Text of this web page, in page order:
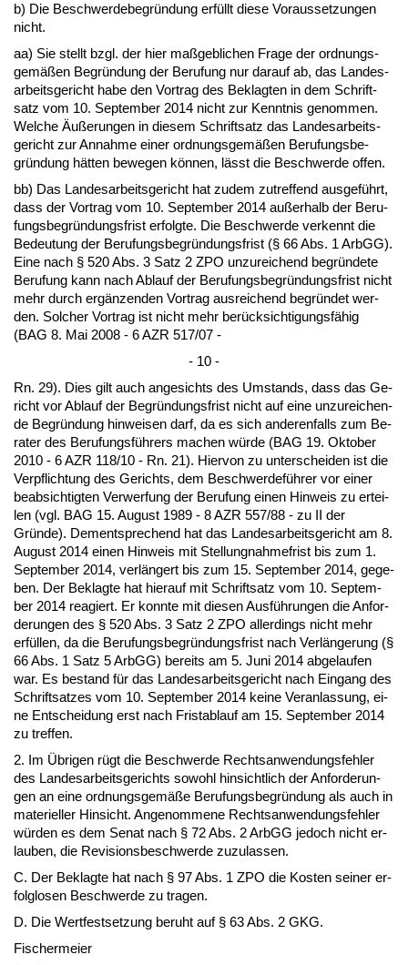
b) Die Be­schwer­de­be­gründung erfüllt die­se Vor­aus­set­zun­gen
nicht.
aa) Sie stellt bzgl. der hier maßgeb­li­chen Fra­ge der ord­nungs­
gemäßen Be­gründung der Be­ru­fung nur dar­auf ab, das Lan­des­
ar­beits­ge­richt ha­be den Vor­trag des Be­klag­ten in dem Schrift­
satz vom 10. Sep­tem­ber 2014 nicht zur Kennt­nis ge­nom­men.
Wel­che Äußerun­gen in die­sem Schrift­satz das Lan­des­ar­beits­
ge­richt zur An­nah­me ei­ner ord­nungs­gemäßen Be­ru­fungs­be­
gründung hätten be­we­gen können, lässt die Be­schwer­de of­fen.
bb) Das Lan­des­ar­beits­ge­richt hat zu­dem zu­tref­fend aus­geführt,
dass der Vor­trag vom 10. Sep­tem­ber 2014 außer­halb der Be­ru­
fungs­be­gründungs­frist er­folg­te. Die Be­schwer­de ver­kennt die
Be­deu­tung der Be­ru­fungs­be­gründungs­frist (§ 66 Abs. 1 ArbGG).
Ei­ne nach § 520 Abs. 3 Satz 2 ZPO un­zu­rei­chend be­gründe­te
Be­ru­fung kann nach Ab­lauf der Be­ru­fungs­be­gründungs­frist nicht
mehr durch ergänzen­den Vor­trag aus­rei­chend be­gründet wer­
den. Sol­cher Vor­trag ist nicht mehr berück­sich­ti­gungsfähig
(BAG 8. Mai 2008 - 6 AZR 517/07 -
- 10 -
Rn. 29). Dies gilt auch an­ge­sichts des Um­stands, dass das Ge­
richt vor Ab­lauf der Be­gründungs­frist nicht auf ei­ne un­zu­rei­chen­
de Be­gründung hin­wei­sen darf, da es sich an­de­ren­falls zum Be­
ra­ter des Be­ru­fungsführers ma­chen würde (BAG 19. Ok­to­ber
2010 - 6 AZR 118/10 - Rn. 21). Hier­von zu un­ter­schei­den ist die
Ver­pflich­tung des Ge­richts, dem Be­schwer­deführer vor ei­ner
be­ab­sich­tig­ten Ver­wer­fung der Be­ru­fung ei­nen Hin­weis zu er­tei­
len (vgl. BAG 15. Au­gust 1989 - 8 AZR 557/88 - zu II der
Gründe). Dem­ent­spre­chend hat das Lan­des­ar­beits­ge­richt am 8.
Au­gust 2014 ei­nen Hin­weis mit Stel­lung­nah­me­frist bis zum 1.
Sep­tem­ber 2014, verlängert bis zum 15. Sep­tem­ber 2014, ge­ge­
ben. Der Be­klag­te hat hier­auf mit Schrift­satz vom 10. Sep­tem­
ber 2014 re­agiert. Er konn­te mit die­sen Ausführun­gen die An­for­
de­run­gen des § 520 Abs. 3 Satz 2 ZPO al­ler­dings nicht mehr
erfüllen, da die Be­ru­fungs­be­gründungs­frist nach Verlänge­rung (§
66 Abs. 1 Satz 5 ArbGG) be­reits am 5. Ju­ni 2014 ab­ge­lau­fen
war. Es be­stand für das Lan­des­ar­beits­ge­richt nach Ein­gang des
Schrift­sat­zes vom 10. Sep­tem­ber 2014 kei­ne Ver­an­las­sung, ei­
ne Ent­schei­dung erst nach Frist­ab­lauf am 15. Sep­tem­ber 2014
zu tref­fen.
2. Im Übri­gen rügt die Be­schwer­de Rechts­an­wen­dungs­feh­ler
des Lan­des­ar­beits­ge­richts so­wohl hin­sicht­lich der An­for­de­run­
gen an ei­ne ord­nungs­gemäße Be­ru­fungs­be­gründung als auch in
ma­te­ri­el­ler Hin­sicht. An­ge­nom­me­ne Rechts­an­wen­dungs­feh­ler
würden es dem Se­nat nach § 72 Abs. 2 ArbGG je­doch nicht er­
lau­ben, die Re­vi­si­ons­be­schwer­de zu­zu­las­sen.
C. Der Be­klag­te hat nach § 97 Abs. 1 ZPO die Kos­ten sei­ner er­
folg­lo­sen Be­schwer­de zu tra­gen.
D. Die Wert­fest­set­zung be­ruht auf § 63 Abs. 2 GKG.
Fi­scher­mei­er